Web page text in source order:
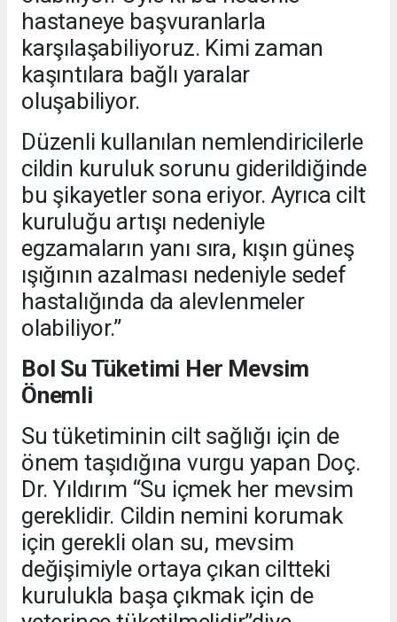
hastaneye başvuranlarla
karşılaşabiliyoruz. Kimi zaman
kaşıntılara bağlı yaralar
oluşabiliyor.
Düzenli kullanılan nemlendiricilerle
cildin kuruluk sorunu giderildiğinde
bu şikayetler sona eriyor. Ayrıca cilt
kuruluğu artışı nedeniyle
egzamaların yanı sıra, kışın güneş
ışığının azalması nedeniyle sedef
hastalığında da alevlenmeler
olabiliyor.”
Bol Su Tüketimi Her Mevsim
Önemli
Su tüketiminin cilt sağlığı için de
önem taşıdığına vurgu yapan Doç.
Dr. Yıldırım “Su içmek her mevsim
gereklidir. Cildin nemini korumak
için gerekli olan su, mevsim
değişimiyle ortaya çıkan ciltteki
kurulukla başa çıkmak için de